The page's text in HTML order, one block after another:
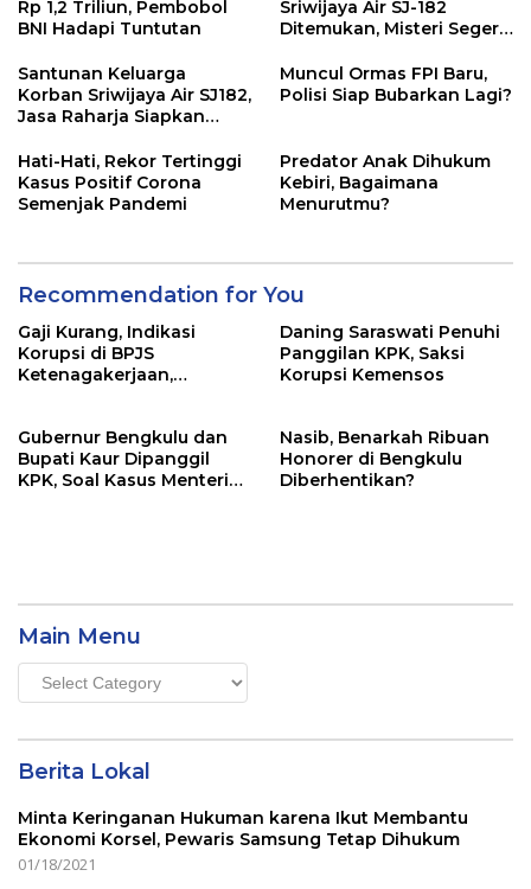
Rp 1,2 Triliun, Pembobol
BNI Hadapi Tuntutan
Sriwijaya Air SJ-182
Ditemukan, Misteri Segera
Santunan Keluarga
Korban Sriwijaya Air SJ182,
Jasa Raharja Siapkan
Muncul Ormas FPI Baru,
Polisi Siap Bubarkan Lagi?
Hati-Hati, Rekor Tertinggi
Kasus Positif Corona
Semenjak Pandemi
Predator Anak Dihukum
Kebiri, Bagaimana
Menurutmu?
Recommendation for You
Gaji Kurang, Indikasi
Korupsi di BPJS
Ketenagakerjaan,
Daning Saraswati Penuhi
Panggilan KPK, Saksi
Korupsi Kemensos
Gubernur Bengkulu dan
Bupati Kaur Dipanggil
KPK, Soal Kasus Menteri
Nasib, Benarkah Ribuan
Honorer di Bengkulu
Diberhentikan?
Main Menu
Main
Menu
Berita Lokal
Minta Keringanan Hukuman karena Ikut Membantu
Ekonomi Korsel, Pewaris Samsung Tetap Dihukum
01/18/2021